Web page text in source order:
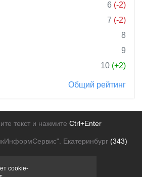
6 (-2)
7 (-2)
8
9
10 (+2)
Общий рейтинг
текст и нажмите Ctrl+Enter
Екатеринбург (343)
cookie-